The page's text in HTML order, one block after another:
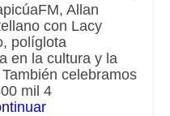
Allan
con Lacy
políglota
en la cultura y la
celebramos
mil 4